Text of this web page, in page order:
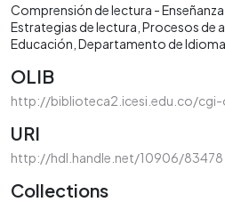
Comprensión de lectura - Enseñanza
Estrategias de lectura Procesos de
Educación Departamento de
OLIB
http://biblioteca2.icesi.edu.co/cgi-
URI
http://hdl.handle.net/10906/83478
Collections